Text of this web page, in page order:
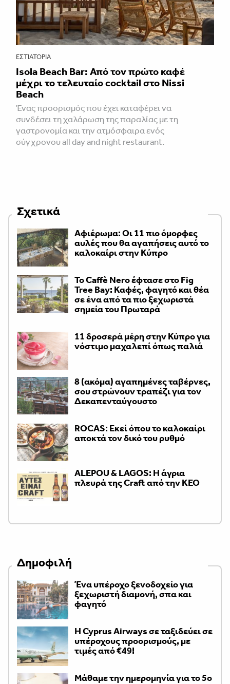
ΕΣΤΙΑΤΌΡΙΑ
Isola Beach Bar: Από τον πρώτο καφέ
μέχρι το τελευταίο cocktail στο Nissi
Beach
Ένας προορισμός που έχει καταφέρει να
συνδέσει τη χαλάρωση της παραλίας με τη
γαστρονομία και την ατμόσφαιρα ενός
σύγχρονου all day and night restaurant.
Σχετικά
Αφιέρωμα: Οι 11 πιο όμορφες
αυλές που θα αγαπήσεις αυτό το
καλοκαίρι στην Κύπρο
Το Caffè Nero έφτασε στο Fig
Tree Bay: Καφές, φαγητό και θέα
σε ένα από τα πιο ξεχωριστά
σημεία του Πρωταρά
11 δροσερά μέρη στην Κύπρο για
νόστιμο μαχαλεπί όπως παλιά
8 (ακόμα) αγαπημένες ταβέρνες,
σου στρώνουν τραπέζι για τον
Δεκαπενταύγουστο
ROCAS: Εκεί όπου το καλοκαίρι
αποκτά τον δικό του ρυθμό
ALEPOU & LAGOS: Η άγρια
πλευρά της Craft από την ΚΕΟ
Δημοφιλή
Ένα υπέροχο ξενοδοχείο για
ξεχωριστή διαμονή, σπα και
φαγητό
H Cyprus Airways σε ταξιδεύει σε
υπέροχους προορισμούς, με
τιμές από €49!
Μάθαμε την ημερομηνία για το 5ο